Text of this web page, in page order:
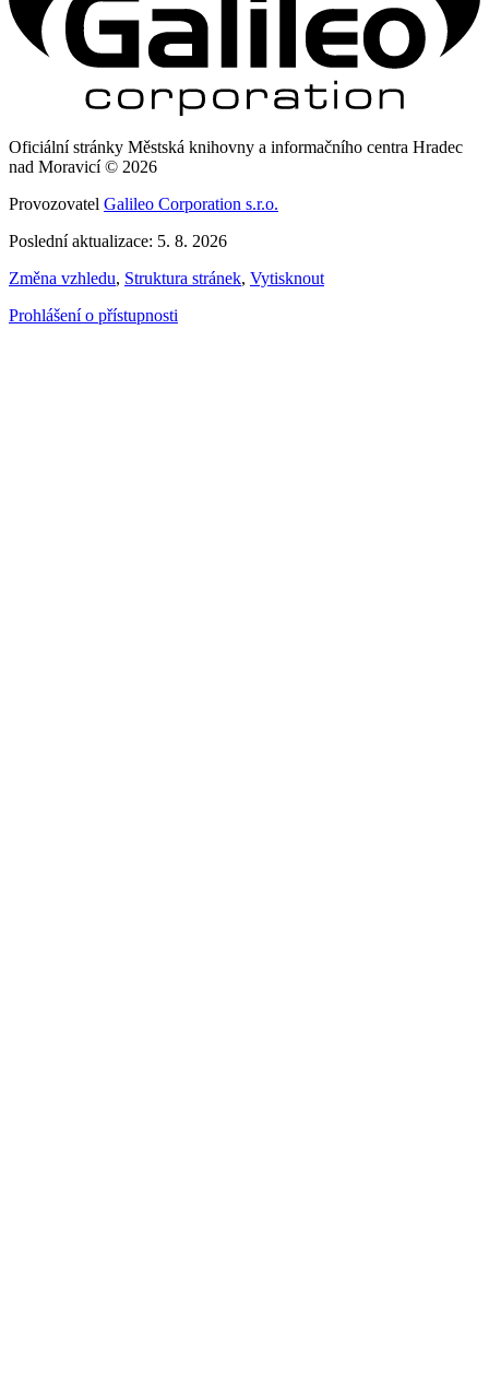
Oficiální stránky Městská knihovny a informačního centra Hradec
nad Moravicí © 2026
Provozovatel Galileo Corporation s.r.o.
Poslední aktualizace: 5. 8. 2026
Změna vzhledu, Struktura stránek, Vytisknout
Prohlášení o přístupnosti